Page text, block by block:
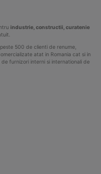
industrie, constructii, curatenie
500 de clienti de renume,
atat in Romania cat si in
furnizori interni si internationali de